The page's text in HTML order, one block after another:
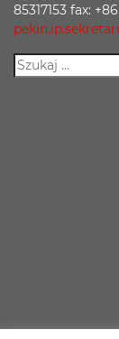
85317153 fax: